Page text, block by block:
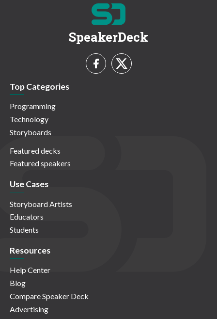
SpeakerDeck
Top Categories
Programming
Technology
Storyboards
Featured decks
Featured speakers
Use Cases
Storyboard Artists
Educators
Students
Resources
Help Center
Blog
Compare Speaker Deck
Advertising